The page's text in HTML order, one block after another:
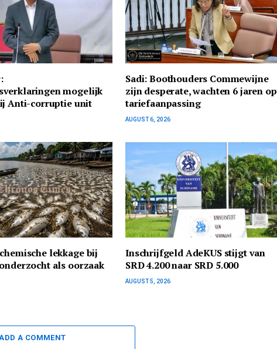
mogelijk
Anti-corruptie unit
Sadi: Boothouders Commewijne
zijn desperate, wachten 6 jaren op
tariefaanpassing
AUGUST 6, 2026
lekkage bij
als oorzaak
Inschrijfgeld AdeKUS stijgt van
SRD 4.200 naar SRD 5.000
AUGUST 5, 2026
A COMMENT